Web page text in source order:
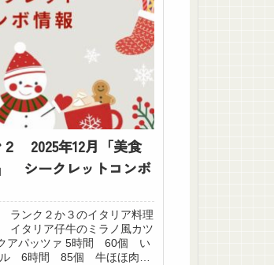
2025年12月「美食
シークレットコンボ
ンク２か３のイタリア料理
イタリア仔牛のミラノ風カツ
アパッツァ 5時間 60個 い
ル 6時間 85個 牛ほほ肉の